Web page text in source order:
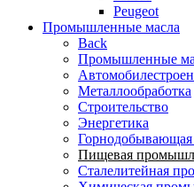
Peugeot
Промышленные масла
Back
Промышленные
Металлообработка
Строительство
Энергетика
Пищевая
Сталелитейная